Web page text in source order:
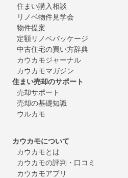
住まい購入相談
リノベ物件見学会
物件提案
定額リノベパッケージ
中古住宅の買い方辞典
カウカモジャーナル
カウカモマガジン
住まい売却のサポート
売却サポート
売却の基礎知識
ウルカモ
カウカモについて
カウカモとは
カウカモの評判・口コミ
カウカモアプリ